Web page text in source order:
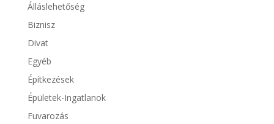
Álláslehetőség
Biznisz
Divat
Egyéb
Építkezések
Épületek-Ingatlanok
Fuvarozás